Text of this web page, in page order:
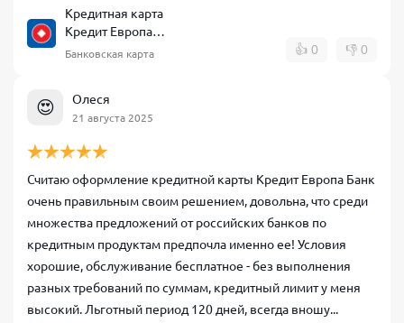
Кредитная карта
Кредит Европа
Банк CARD CREDIT
Банковская карта 👍 0 👎 0
😍 Олеся
21 августа 2025
Считаю оформление кредитной карты Кредит Европа Банк
очень правильным своим решением, довольна, что среди
множества предложений от российских банков по
кредитным продуктам предпочла именно ее! Условия
хорошие, обслуживание бесплатное - без выполнения
разных требований по суммам, кредитный лимит у меня
высокий. Льготный период 120 дней, всегда вношу...